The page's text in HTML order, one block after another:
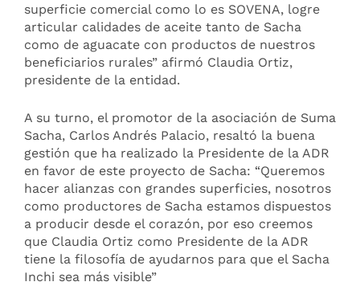
superficie comercial como lo es SOVENA, logre
articular calidades de aceite tanto de Sacha
como de aguacate con productos de nuestros
beneficiarios rurales” afirmó Claudia Ortiz,
presidente de la entidad.
A su turno, el promotor de la asociación de Suma
Sacha, Carlos Andrés Palacio, resaltó la buena
gestión que ha realizado la Presidente de la ADR
en favor de este proyecto de Sacha: “Queremos
hacer alianzas con grandes superficies, nosotros
como productores de Sacha estamos dispuestos
a producir desde el corazón, por eso creemos
que Claudia Ortiz como Presidente de la ADR
tiene la filosofía de ayudarnos para que el Sacha
Inchi sea más visible”